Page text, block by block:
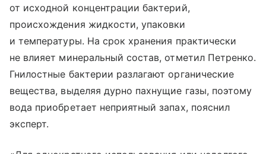
от исходной концентрации бактерий,
происхождения жидкости, упаковки
и температуры. На срок хранения практически
не влияет минеральный состав, отметил Петренко.
Гнилостные бактерии разлагают органические
вещества, выделяя дурно пахнущие газы, поэтому
вода приобретает неприятный запах, пояснил
эксперт.